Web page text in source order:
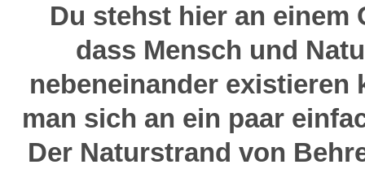
Du stehst hier an einem
dass Mensch und
nebeneinander existieren
man sich an ein paar
Der Naturstrand von